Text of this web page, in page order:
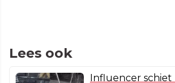
Lees ook
Influencer